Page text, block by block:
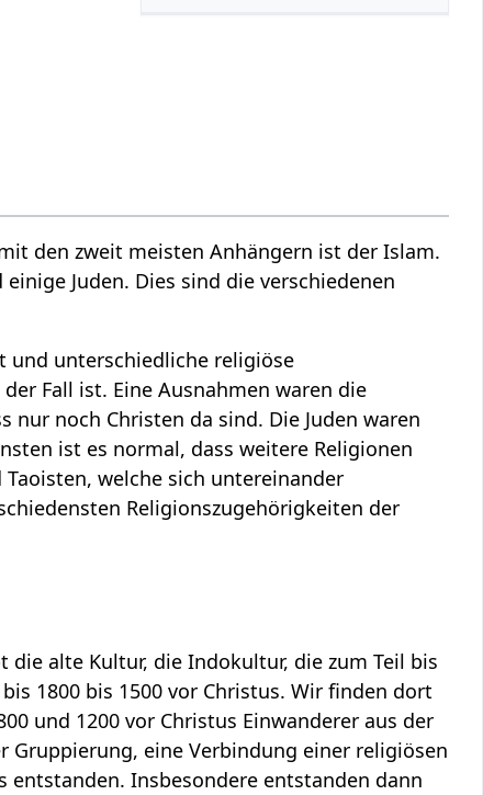
den zweit meisten Anhängern ist der Islam.
Juden. Dies sind die verschiedenen
und unterschiedliche religiöse
Fall ist. Eine Ausnahmen waren die
noch Christen da sind. Die Juden waren
ist es normal, dass weitere Religionen
welche sich untereinander
Religionszugehörigkeiten der
alte Kultur, die Indokultur, die zum Teil bis
1800 bis 1500 vor Christus. Wir finden dort
und 1200 vor Christus Einwanderer aus der
Gruppierung, eine Verbindung einer religiösen
Insbesondere entstanden dann